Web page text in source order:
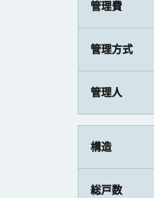
管理費
管理方式
管理人
構造
総戸数